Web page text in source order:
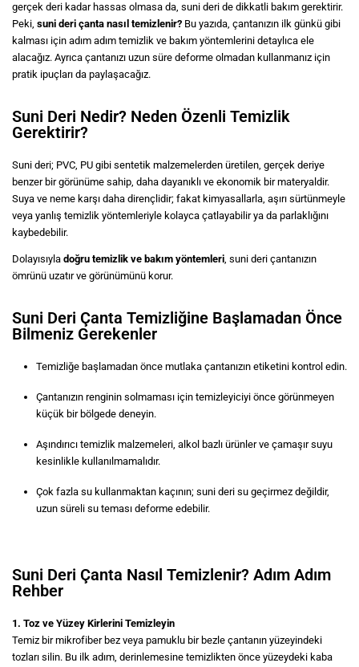
gerçek deri kadar hassas olmasa da, suni deri de dikkatli bakım gerektirir.
Peki, suni deri çanta nasıl temizlenir? Bu yazıda, çantanızın ilk günkü gibi
kalması için adım adım temizlik ve bakım yöntemlerini detaylıca ele
alacağız. Ayrıca çantanızı uzun süre deforme olmadan kullanmanız için
pratik ipuçları da paylaşacağız.
Suni Deri Nedir? Neden Özenli Temizlik
Gerektirir?
Suni deri; PVC, PU gibi sentetik malzemelerden üretilen, gerçek deriye
benzer bir görünüme sahip, daha dayanıklı ve ekonomik bir materyaldir.
Suya ve neme karşı daha dirençlidir; fakat kimyasallarla, aşırı sürtünmeyle
veya yanlış temizlik yöntemleriyle kolayca çatlayabilir ya da parlaklığını
kaybedebilir.
Dolayısıyla doğru temizlik ve bakım yöntemleri, suni deri çantanızın
ömrünü uzatır ve görünümünü korur.
Suni Deri Çanta Temizliğine Başlamadan Önce
Bilmeniz Gerekenler
Temizliğe başlamadan önce mutlaka çantanızın etiketini kontrol edin.
Çantanızın renginin solmaması için temizleyiciyi önce görünmeyen
küçük bir bölgede deneyin.
Aşındırıcı temizlik malzemeleri, alkol bazlı ürünler ve çamaşır suyu
kesinlikle kullanılmamalıdır.
Çok fazla su kullanmaktan kaçının; suni deri su geçirmez değildir,
uzun süreli su teması deforme edebilir.
Suni Deri Çanta Nasıl Temizlenir? Adım Adım
Rehber
1. Toz ve Yüzey Kirlerini Temizleyin
Temiz bir mikrofiber bez veya pamuklu bir bezle çantanın yüzeyindeki
tozları silin. Bu ilk adım, derinlemesine temizlikten önce yüzeydeki kaba